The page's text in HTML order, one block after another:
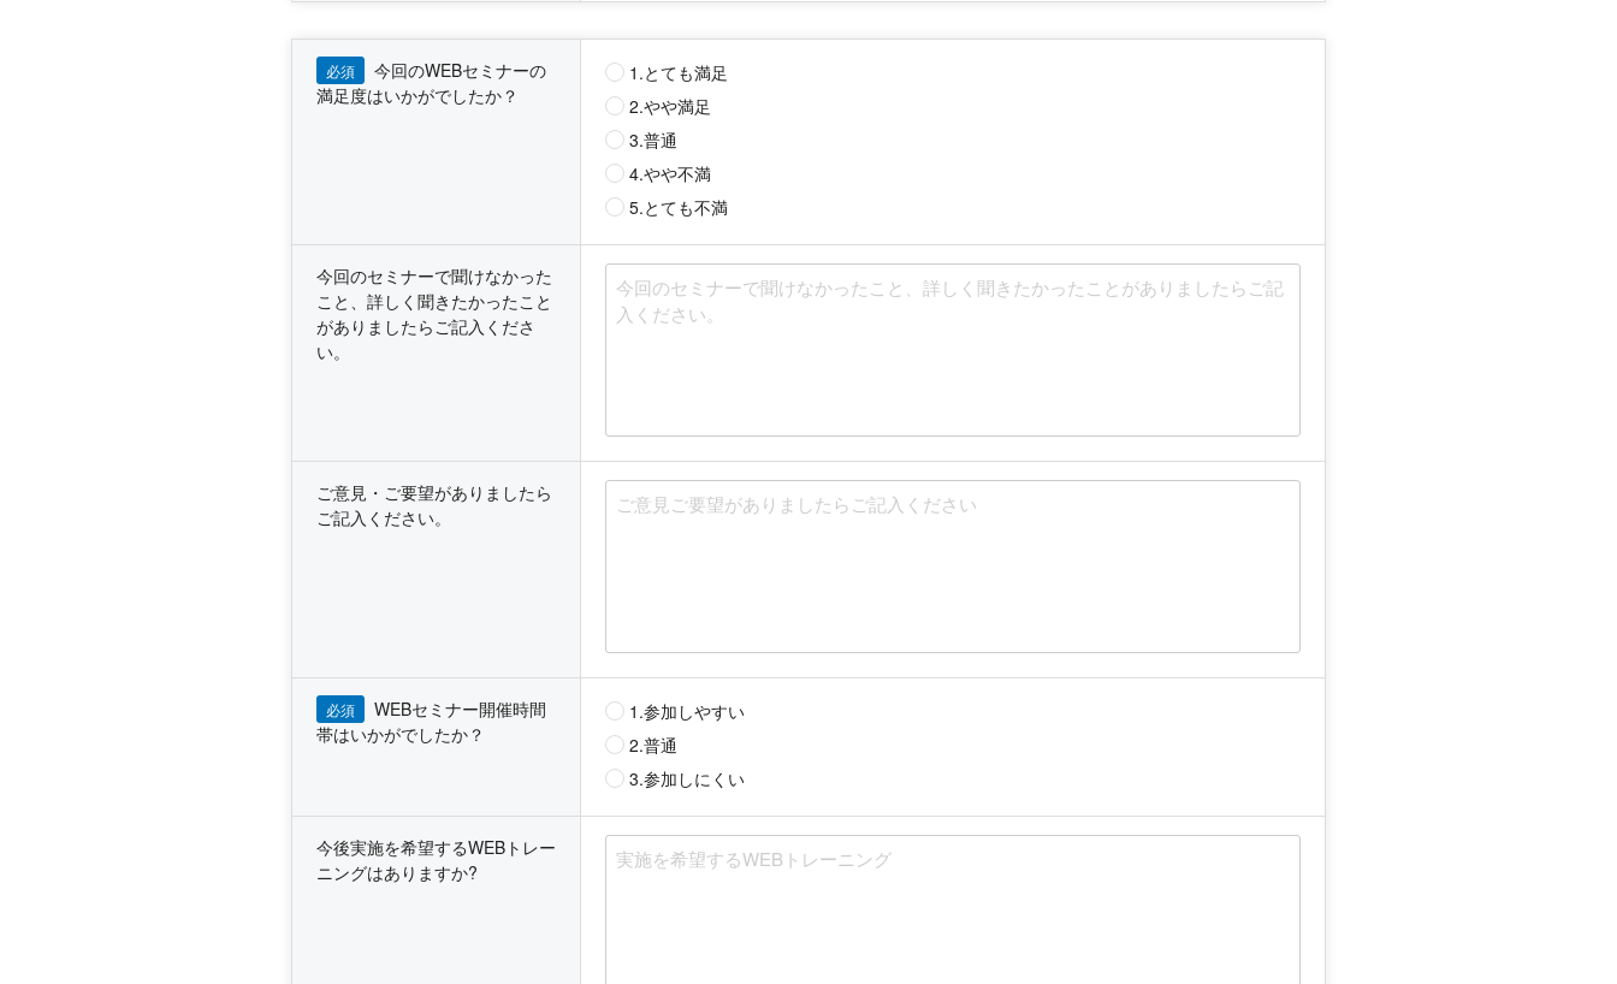
必須
今回のWEBセミナーの
満足度はいかがでしたか？
1.とても満足
2.やや満足
3.普通
4.やや不満
5.とても不満
今回のセミナーで聞けなかった
こと、詳しく聞きたかったこと
がありましたらご記入くださ
い。
ご意見・ご要望がありましたら
ご記入ください。
必須
WEBセミナー開催時間
帯はいかがでしたか？
1.参加しやすい
2.普通
3.参加しにくい
今後実施を希望するWEBトレー
ニングはありますか?